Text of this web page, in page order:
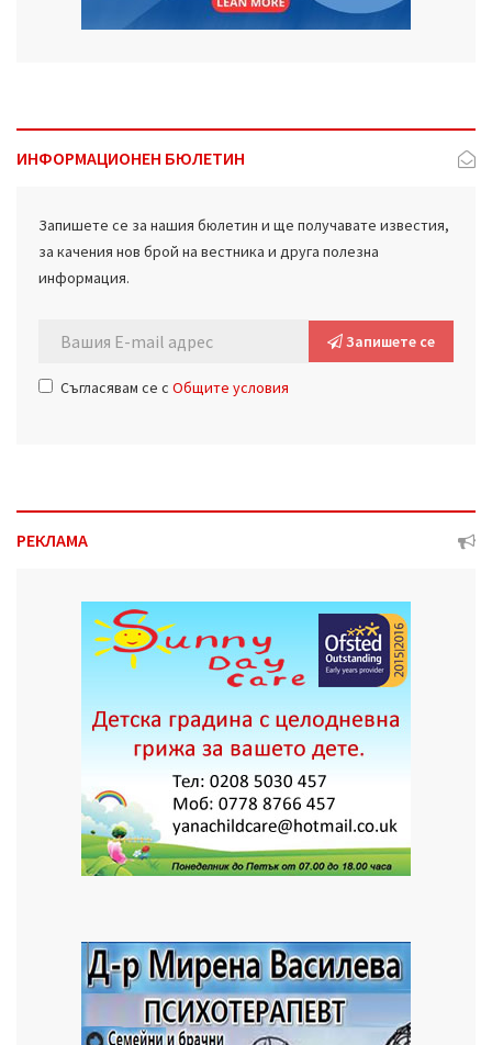
ИНФОРМАЦИОНЕН БЮЛЕТИН
Запишете се за нашия бюлетин и ще получавате известия,
за качения нов брой на вестника и друга полезна
информация.
Запишете се
Съгласявам се с Общите условия
РЕКЛАМА